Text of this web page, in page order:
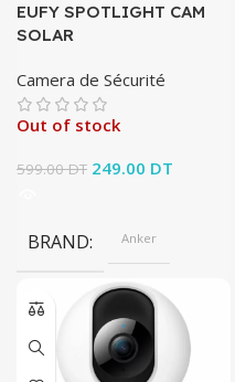
EUFY SPOTLIGHT CAM
SOLAR
Camera de Sécurité
Out of stock
599.00DT Le prix initial
249.00 DT
BRAND Anker